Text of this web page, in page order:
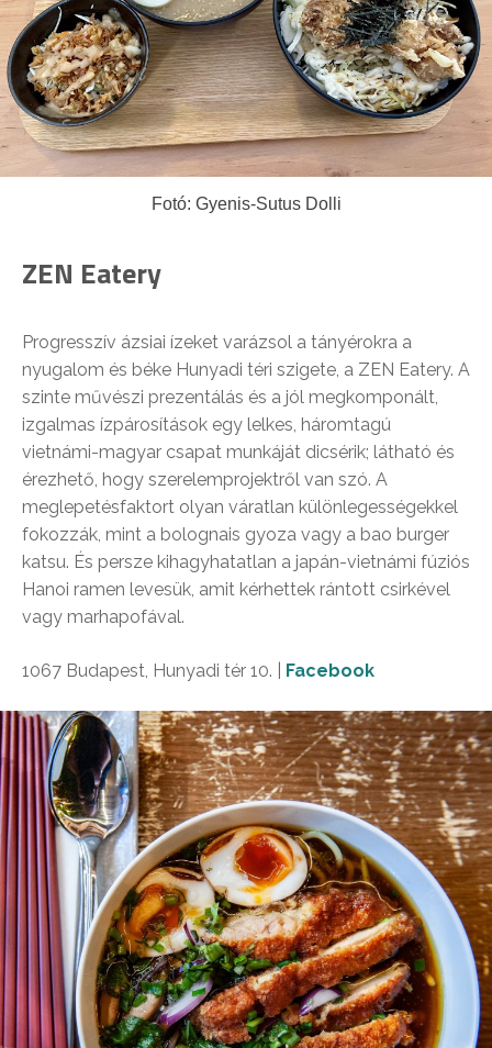
Fotó: Gyenis-Sutus Dolli
ZEN Eatery
Progresszív ázsiai ízeket varázsol a tányérokra a
nyugalom és béke Hunyadi téri szigete, a ZEN Eatery. A
szinte művészi prezentálás és a jól megkomponált,
izgalmas ízpárosítások egy lelkes, háromtagú
vietnámi-magyar csapat munkáját dicsérik; látható és
érezhető, hogy szerelemprojektről van szó. A
meglepetésfaktort olyan váratlan különlegességekkel
fokozzák, mint a bolognais gyoza vagy a bao burger
katsu. És persze kihagyhatatlan a japán-vietnámi fúziós
Hanoi ramen levesük, amit kérhettek rántott csirkével
vagy marhapofával.
1067 Budapest, Hunyadi tér 10. | Facebook